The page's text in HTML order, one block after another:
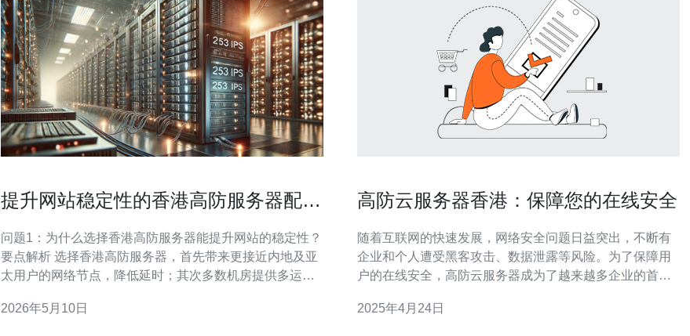
提升网站稳定性的香港高防服务器配置
问题1：为什么选择香港高防服务器能提升网站的稳定性？
要点解析 选择香港高防服务器，首先带来更接近内地及亚
太用户的网络节点，降低延时；其次多数机房提供多运营
重要的是其具备专业的抗DDoS能力，能将大规模攻击在
2026年5月10日
高防云服务器香港：保障您的在线安全
随着互联网的快速发展，网络安全问题日益突出，不断有
企业和个人遭受黑客攻击、数据泄露等风险。为了保障用
户的在线安全，高防云服务器成为了越来越多企业的首
目，因其卓越的性能和可靠的安全性而备受青睐。 首先，
2025年4月24日